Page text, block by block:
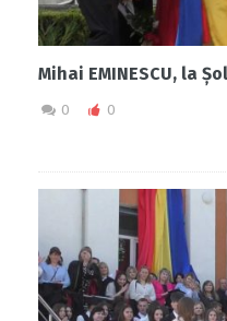
Mihai EMINESCU, la
0 0